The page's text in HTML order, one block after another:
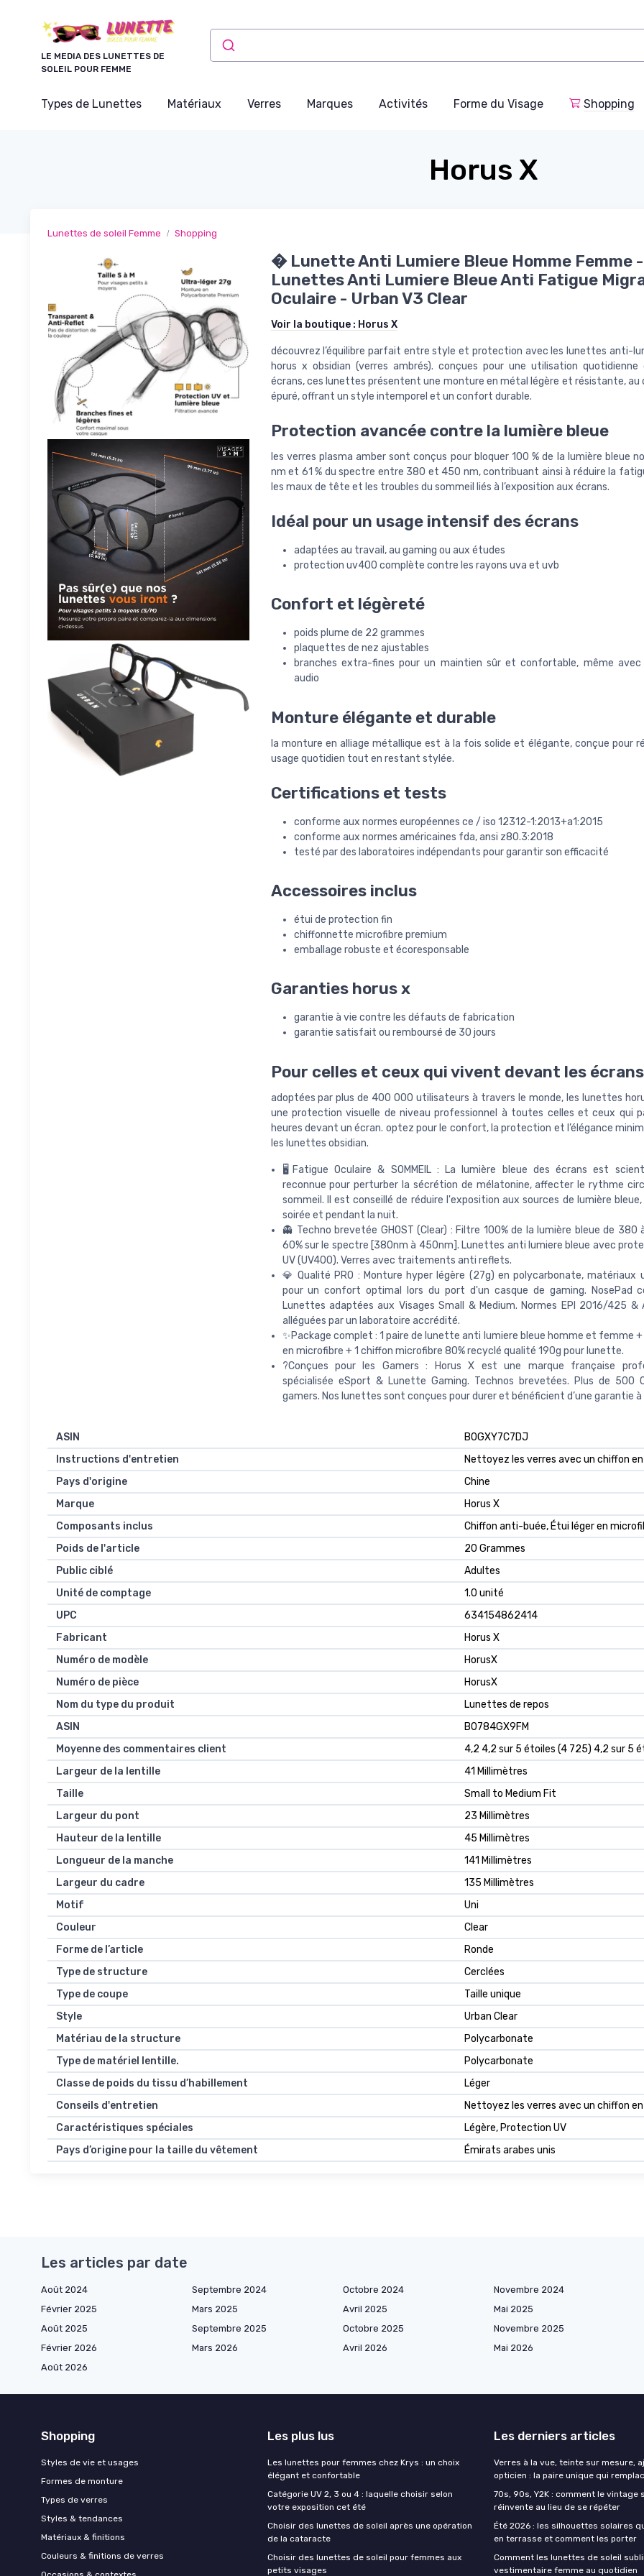
LE MEDIA DES LUNETTES DE
SOLEIL POUR FEMME
Types de Lunettes Matériaux Verres Marques Activités Forme du Visage Shopping
Horus X
Lunettes de soleil Femme Shopping
� Lunette Anti Lumiere Bleue Homme Femme -
Lunettes Anti Lumiere Bleue Anti Fatigue
Oculaire - Urban V3 Clear
Voir la boutique : Horus X
découvrez l’équilibre parfait entre style et protection avec les lunettes anti-
horus x obsidian (verres ambrés). conçues pour une utilisation
écrans, ces lunettes présentent une monture en métal légère et résistante, au
épuré, offrant un style intemporel et un confort durable.
Protection avancée contre la lumière bleue
les verres plasma amber sont conçus pour bloquer 100 % de la lumière bleue
nm et 61 % du spectre entre 380 et 450 nm, contribuant ainsi à réduire la
les maux de tête et les troubles du sommeil liés à l’exposition aux écrans.
Idéal pour un usage intensif des écrans
adaptées au travail, au gaming ou aux études
protection uv400 complète contre les rayons uva et uvb
Confort et légèreté
poids plume de 22 grammes
plaquettes de nez ajustables
branches extra-fines pour un maintien sûr et confortable, même avec
audio
Monture élégante et durable
la monture en alliage métallique est à la fois solide et élégante, conçue pour
usage quotidien tout en restant stylée.
Certifications et tests
conforme aux normes européennes ce / iso 12312-1:2013+a1:2015
conforme aux normes américaines fda, ansi z80.3:2018
testé par des laboratoires indépendants pour garantir son efficacité
Accessoires inclus
étui de protection fin
chiffonnette microfibre premium
emballage robuste et écoresponsable
Garanties horus x
garantie à vie contre les défauts de fabrication
garantie satisfait ou remboursé de 30 jours
Pour celles et ceux qui vivent devant les écrans
adoptées par plus de 400 000 utilisateurs à travers le monde, les lunettes
une protection visuelle de niveau professionnel à toutes celles et ceux qui
heures devant un écran. optez pour le confort, la protection et l’élégance
les lunettes obsidian.
🖥️Fatigue Oculaire & SOMMEIL : La lumière bleue des écrans est
reconnue pour perturber la sécrétion de mélatonine, affecter le rythme
sommeil. Il est conseillé de réduire l'exposition aux sources de lumière
soirée et pendant la nuit.
👻 Techno brevetée GHOST (Clear) : Filtre 100% de la lumière bleue de
60% sur le spectre [380nm à 450nm]. Lunettes anti lumiere bleue avec
UV (UV400). Verres avec traitements anti reflets.
💎 Qualité PRO : Monture hyper légère (27g) en polycarbonate, matériaux
pour un confort optimal lors du port d'un casque de gaming. NosePad
Lunettes adaptées aux Visages Small & Medium. Normes EPI 2016/425 &
alléguées par un laboratoire accrédité.
✨Package complet : 1 paire de lunette anti lumiere bleue homme et femme +
en microfibre + 1 chiffon microfibre 80% recyclé qualité 190g pour lunette.
?Conçues pour les Gamers : Horus X est une marque française
spécialisée eSport & Lunette Gaming. Technos brevetées. Plus de 500
gamers. Nos lunettes sont conçues pour durer et bénéficient d’une garantie à
ASIN
B0GXY7C7DJ
Instructions d'entretien
Nettoyez les verres avec un chiffon
Pays d'origine
Chine
Marque
Horus X
Composants inclus
Chiffon anti-buée, Étui léger en
Poids de l'article
20 Grammes
Public ciblé
Adultes
Unité de comptage
1.0 unité
UPC
634154862414
Fabricant
Horus X
Numéro de modèle
HorusX
Numéro de pièce
HorusX
Nom du type du produit
Lunettes de repos
ASIN
B0784GX9FM
Moyenne des commentaires client
4,2 4,2 sur 5 étoiles (4 725) 4,2 sur 5
Largeur de la lentille
41 Millimètres
Taille
Small to Medium Fit
Largeur du pont
23 Millimètres
Hauteur de la lentille
45 Millimètres
Longueur de la manche
141 Millimètres
Largeur du cadre
135 Millimètres
Motif
Uni
Couleur
Clear
Forme de l’article
Ronde
Type de structure
Cerclées
Type de coupe
Taille unique
Style
Urban Clear
Matériau de la structure
Polycarbonate
Type de matériel lentille.
Polycarbonate
Classe de poids du tissu d’habillement
Léger
Conseils d'entretien
Nettoyez les verres avec un chiffon
Caractéristiques spéciales
Légère, Protection UV
Pays d’origine pour la taille du vêtement
Émirats arabes unis
Les articles par date
Août 2024 Septembre 2024 Octobre 2024 Novembre 2024
Février 2025
Mars 2025 Avril 2025 Mai 2025
Août 2025
Septembre 2025 Octobre 2025 Novembre 2025
Février 2026
Mars 2026 Avril 2026 Mai 2026
Août 2026
Shopping
Styles de vie et usages
Formes de monture
Types de verres
Styles & tendances
Matériaux & finitions
Couleurs & finitions de verres
Les plus lus
Les lunettes pour femmes chez Krys : un choix
élégant et confortable
Catégorie UV 2, 3 ou 4 : laquelle choisir selon
votre exposition cet été
Choisir des lunettes de soleil après une opération
de la cataracte
Choisir des lunettes de soleil pour femmes aux
petits visages
Les derniers articles
Verres à la vue, teinte sur mesure,
opticien : la paire unique qui
70s, 90s, Y2K : comment le vintage
réinvente au lieu de se répéter
Été 2026 : les silhouettes solaires
en terrasse et comment les porter
Comment les lunettes de soleil
vestimentaire femme au quotidien